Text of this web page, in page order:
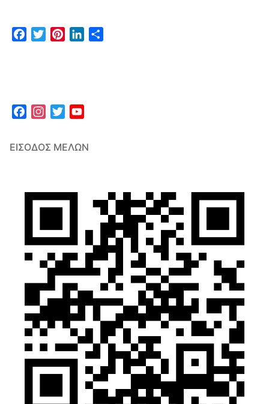
FacebookTwitterPinterestLinkedIn
FacebookInstagram
Twitter
ΕΊΣΟΔΟΣ ΜΕΛΏΝ